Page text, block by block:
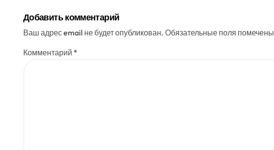
с
я
м
Добавить комментарий
Ваш адрес email не будет опубликован. Обязательные поля помечены
Комментарий *